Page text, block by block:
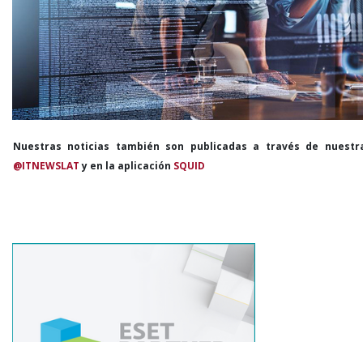
Nuestras noticias también son publicadas a través de
@ITNEWSLATy en la aplicación SQUID